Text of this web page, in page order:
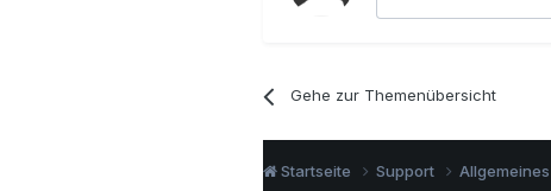
Gehe zur Themenübersicht
Startseite Support Allgemeines